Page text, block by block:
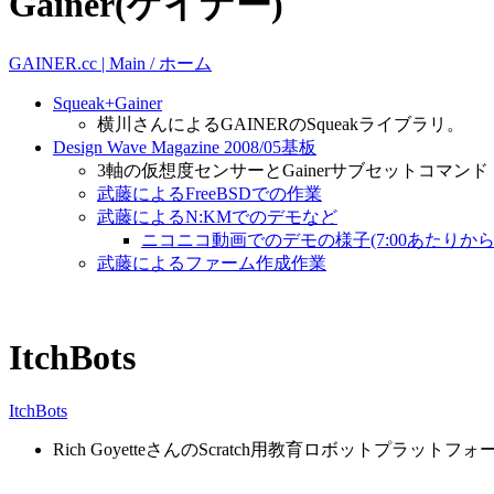
GAINER.cc | Main / ホーム
Squeak+Gainer
横川さんによるGAINERのSqueakライブラリ。
Design Wave Magazine 2008/05基板
3軸の仮想度センサーとGainerサブセットコマンド
武藤によるFreeBSDでの作業
武藤によるN:KMでのデモなど
ニコニコ動画でのデモの様子(7:00あたりか
武藤によるファーム作成作業
ItchBots
ItchBots
Rich GoyetteさんのScratch用教育ロボットプラットフォ